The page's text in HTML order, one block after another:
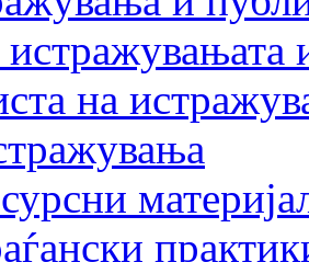
истражувањата
на